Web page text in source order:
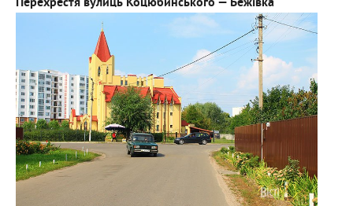
Перехрестя вулиць Коцюбинського — Бежівка